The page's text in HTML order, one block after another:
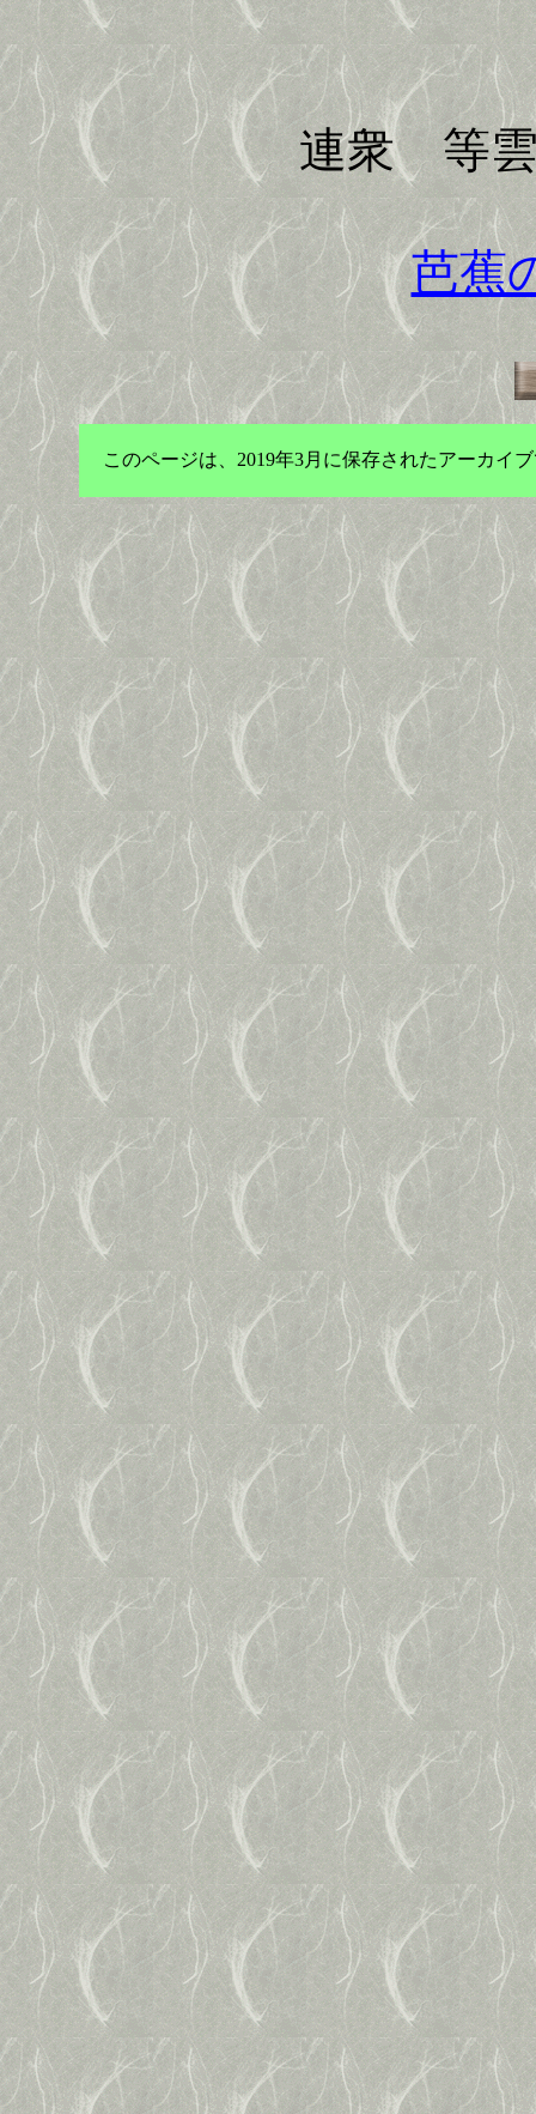
歌
連衆 等雲・
芭蕉
このページは、2019年3月に保存されたアーカイ